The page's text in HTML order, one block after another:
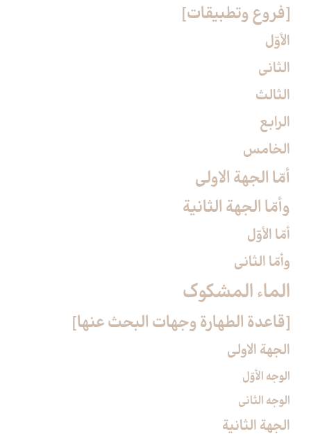
[فروع وتطبيقات‏]
الأوّل
الثاني
الثالث
الرابع
الخامس
أمّا الجهة الاولى
وأمّا الجهة الثانية
أمّا الأوّل‏
وأمّا الثاني‏
الماء المشكوك‏
[قاعدة الطهارة وجهات البحث عنها]
الجهة الاولى
الوجه الأوّل
الوجه الثاني
الجهة الثانية